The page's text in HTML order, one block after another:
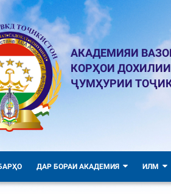
АКАДЕМИЯИ
КОРҲОИ ДОХИЛИИ
ҶУМҲУРИИ
ДАР БОРАИ АКАДЕМИЯ ИЛМ